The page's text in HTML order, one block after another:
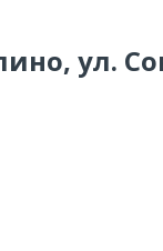
ул.